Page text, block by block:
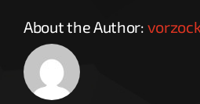
About the Author: